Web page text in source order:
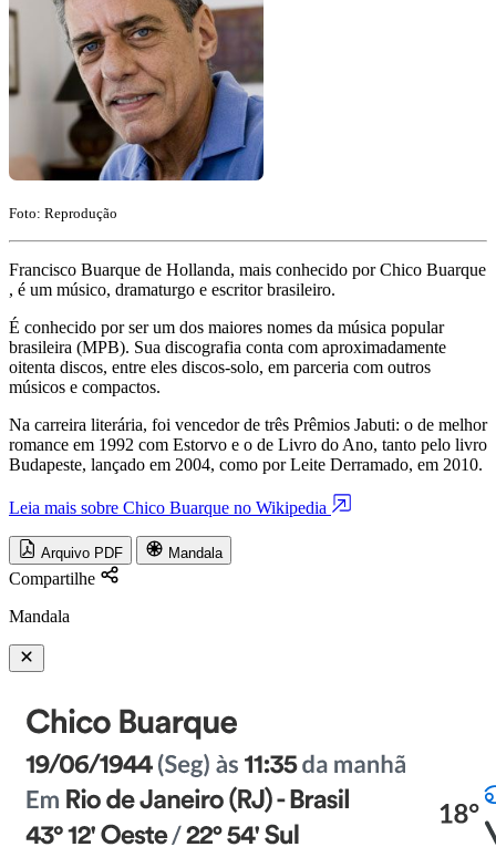
Foto: Reprodução
Francisco Buarque de Hollanda, mais conhecido por Chico Buarque
, é um músico, dramaturgo e escritor brasileiro.
É conhecido por ser um dos maiores nomes da música popular
brasileira (MPB). Sua discografia conta com aproximadamente
oitenta discos, entre eles discos-solo, em parceria com outros
músicos e compactos.
Na carreira literária, foi vencedor de três Prêmios Jabuti: o de melhor
romance em 1992 com Estorvo e o de Livro do Ano, tanto pelo livro
Budapeste, lançado em 2004, como por Leite Derramado, em 2010.
Leia mais sobre Chico Buarque no Wikipedia
Arquivo PDF Mandala
Compartilhe
Mandala